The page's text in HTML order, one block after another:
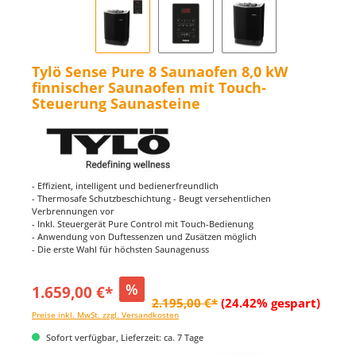
Tylö Sense Pure 8 Saunaofen 8,0 kW
finnischer Saunaofen mit Touch-
Steuerung Saunasteine
- Effizient, intelligent und bedienerfreundlich
- Thermosafe Schutzbeschichtung - Beugt versehentlichen
Verbrennungen vor
- Inkl. Steuergerät Pure Control mit Touch-Bedienung
- Anwendung von Duftessenzen und Zusätzen möglich
- Die erste Wahl für höchsten Saunagenuss
1.659,00 €* %
2.195,00 €* (24.42% gespart)
Preise inkl. MwSt. zzgl. Versandkosten
Sofort verfügbar, Lieferzeit: ca. 7 Tage